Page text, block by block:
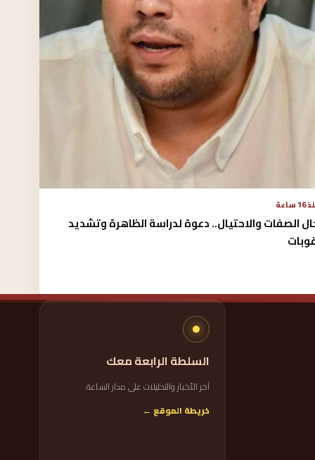
ساعة
الصفات والاحتيال.. دعوة لدراسة الظاهرة وتشديد
السلطة الرابعة معك
آخر الأخبار والتحليلات على مدار الساعة.
خريطة الموقع ←